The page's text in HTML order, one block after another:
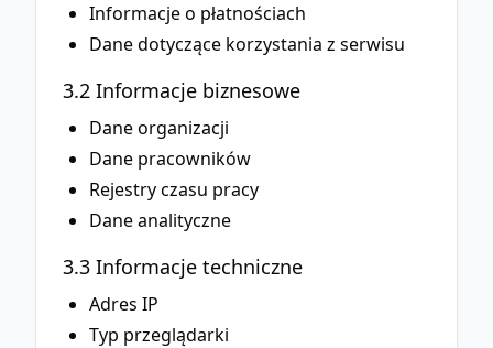
Informacje o płatnościach
Dane dotyczące korzystania z serwisu
3.2 Informacje biznesowe
Dane organizacji
Dane pracowników
Rejestry czasu pracy
Dane analityczne
3.3 Informacje techniczne
Adres IP
Typ przeglądarki